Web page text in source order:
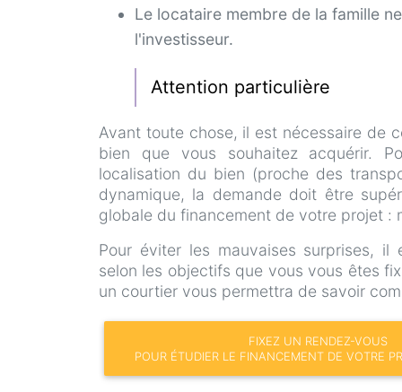
Le locataire membre de la famille
l'investisseur.
Attention particulière
Avant toute chose, il est nécessaire de
bien que vous souhaitez acquérir.
localisation du bien (proche des
dynamique, la demande doit être
globale du financement de votre projet :
Pour éviter les mauvaises surprises,
selon les objectifs que vous vous êtes
un courtier vous permettra de savoir
FIXEZ UN RENDEZ-VOUS
POUR ÉTUDIER LE FINANCEMENT DE VOTRE